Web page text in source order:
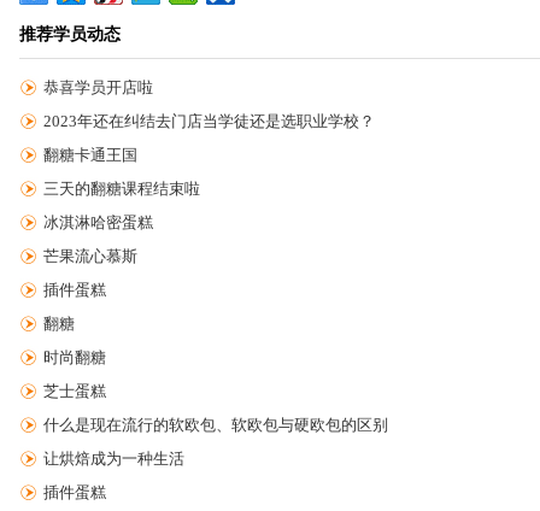
推荐学员动态
恭喜学员开店啦
2023年还在纠结去门店当学徒还是选职业学校？
翻糖卡通王国
三天的翻糖课程结束啦
冰淇淋哈密蛋糕
芒果流心慕斯
插件蛋糕
翻糖
时尚翻糖
芝士蛋糕
什么是现在流行的软欧包、软欧包与硬欧包的区别
让烘焙成为一种生活
插件蛋糕